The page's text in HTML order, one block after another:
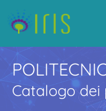
Catalogo dei